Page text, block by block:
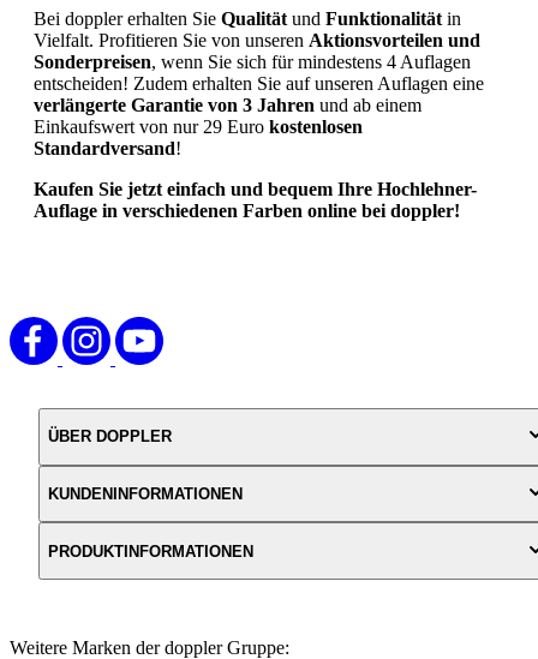
Bei doppler erhalten Sie Qualität und Funktionalität in
Vielfalt. Profitieren Sie von unseren Aktionsvorteilen und
Sonderpreisen, wenn Sie sich für mindestens 4 Auflagen
entscheiden! Zudem erhalten Sie auf unseren Auflagen eine
verlängerte Garantie von 3 Jahren und ab einem
Einkaufswert von nur 29 Euro kostenlosen
Standardversand!
Kaufen Sie jetzt einfach und bequem Ihre Hochlehner-
Auflage in verschiedenen Farben online bei doppler!
ÜBER DOPPLER
KUNDENINFORMATIONEN
PRODUKTINFORMATIONEN
Weitere Marken der doppler Gruppe: